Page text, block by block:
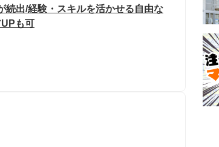
続出/経験・スキルを活かせる自由な
も可